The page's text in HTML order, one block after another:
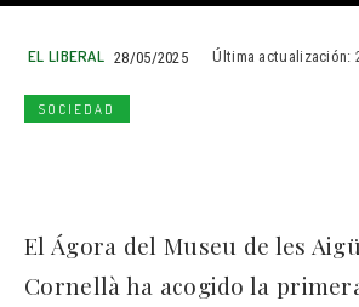
EL LIBERAL 28/05/2025 Última actualización:
SOCIEDAD
El Ágora del Museu de les
Cornellà ha acogido la